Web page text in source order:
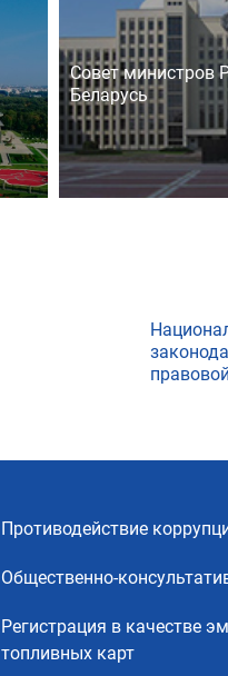
Совет министров
Беларусь
Противодействие
Общественно-
Регистрация в качестве
топливных карт